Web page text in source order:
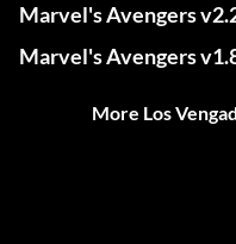
Marvel's Avengers
Marvel's Avengers
More Los